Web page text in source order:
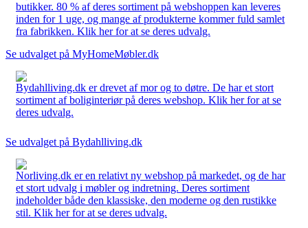
butikker. 80 % af deres sortiment på webshoppen kan leveres
inden for 1 uge, og mange af produkterne kommer fuld samlet
fra fabrikken. Klik her for at se deres udvalg.
Se udvalget på MyHomeMøbler.dk
Bydahlliving.dk er drevet af mor og to døtre. De har et stort
sortiment af boliginteriør på deres webshop. Klik her for at se
deres udvalg.
Se udvalget på Bydahlliving.dk
Norliving.dk er en relativt ny webshop på markedet, og de har
et stort udvalg i møbler og indretning. Deres sortiment
indeholder både den klassiske, den moderne og den rustikke
stil. Klik her for at se deres udvalg.